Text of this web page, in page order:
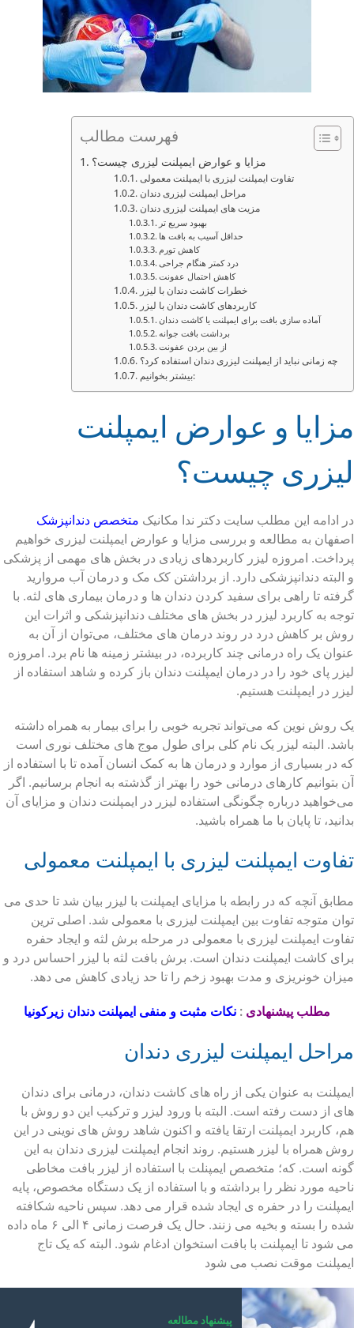
فهرست مطالب
مزایا و عوارض ایمپلنت لیزری چیست؟
تفاوت ایمپلنت لیزری با ایمپلنت معمولی
مراحل ایمپلنت لیزری دندان
مزیت های ایمپلنت لیزری دندان
بهبود سریع تر
حداقل آسیب به بافت ها
کاهش تورم
درد کمتر هنگام جراحی
کاهش احتمال عفونت
خطرات کاشت دندان با لیزر
کاربردهای کاشت دندان با لیزر
آماده سازی بافت برای ایمپلنت یا کاشت دندان
برداشت بافت جوانه
از بین بردن عفونت
چه زمانی نباید از ایمپلنت لیزری دندان استفاده کرد؟
بیشتر بخوانیم:
مزایا و عوارض ایمپلنت
لیزری چیست؟
در ادامه این مطلب سایت دکتر ندا مکانیک متخصص دندانپزشک
اصفهان به مطالعه و بررسی مزایا و عوارض ایمپلنت لیزری خواهیم
پرداخت. امروزه لیزر کاربردهای زیادی در بخش های مهمی از پزشکی
و البته دندانپزشکی دارد. از برداشتن کک مک و درمان آب مروارید
گرفته تا راهی برای سفید کردن دندان ها و درمان بیماری های لثه. با
توجه به کاربرد لیزر در بخش های مختلف دندانپزشکی و اثرات این
روش بر کاهش درد در روند درمان های مختلف، می‌توان از آن به
عنوان یک راه درمانی چند کاربرده، در بیشتر زمینه ها نام برد. امروزه
لیزر پای خود را در درمان ایمپلنت دندان باز کرده و شاهد استفاده از
لیزر در ایمپلنت هستیم.
یک روش نوین که می‌تواند تجربه خوبی را برای بیمار به همراه داشته
باشد. البته لیزر یک نام کلی برای طول موج های مختلف نوری است
که در بسیاری از موارد و درمان ها به کمک انسان آمده تا با استفاده از
آن بتوانیم کارهای درمانی خود را بهتر از گذشته به انجام برسانیم. اگر
می‌خواهید درباره چگونگی استفاده لیزر در ایمپلنت دندان و مزایای آن
بدانید، تا پایان با ما همراه باشید.
تفاوت ایمپلنت لیزری با ایمپلنت معمولی
مطابق آنچه که در رابطه با مزایای ایمپلنت با لیزر بیان شد تا حدی می
توان متوجه تفاوت بین ایمپلنت لیزری با معمولی شد. اصلی ترین
تفاوت ایمپلنت لیزری با معمولی در مرحله برش لثه و ایجاد حفره
برای کاشت ایمپلنت دندان است. برش بافت لثه با لیزر احساس درد و
میزان خونریزی و مدت بهبود زخم را تا حد زیادی کاهش می دهد.
مطلب پیشنهادی : نکات مثبت و منفی ایمپلنت دندان زیرکونیا
مراحل ایمپلنت لیزری دندان
ایمپلنت به عنوان یکی از راه های کاشت دندان، درمانی برای دندان
های از دست رفته است. البته با ورود لیزر و ترکیب این دو روش با
هم، کاربرد ایمپلنت ارتقا یافته و اکنون شاهد روش های نوینی در این
روش همراه با لیزر هستیم. روند انجام ایمپلنت لیزری دندان به این
گونه است. که؛ متخصص ایمپنلت با استفاده از لیزر بافت مخاطی
ناحیه مورد نظر را برداشته و با استفاده از یک دستگاه مخصوص، پایه
ایمپلنت را در حفره ی ایجاد شده قرار می دهد. سپس ناحیه شکافته
شده را بسته و بخیه می زنند. حال یک فرصت زمانی ۴ الی ۶ ماه داده
می شود تا ایمپلنت با بافت استخوان ادغام شود. البته که یک تاج
ایمپلنت موقت نصب می شود
پیشنهاد مطالعه